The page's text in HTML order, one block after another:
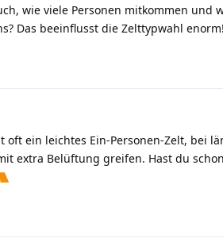
wie viele Personen mitkommen und
Das beeinflusst die Zelttypwahl enorm!
ein leichtes Ein-Personen-Zelt, bei
extra Belüftung greifen. Hast du